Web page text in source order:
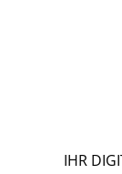
IHR